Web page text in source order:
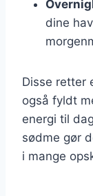
dine
Disse retter
også fyldt
energi til
sødme gør
i mange